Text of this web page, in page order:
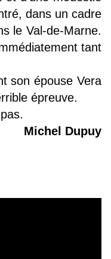
dans un cadre
le Val-de-Marne.
tant
son épouse Vera
épreuve.
Michel Dupuy